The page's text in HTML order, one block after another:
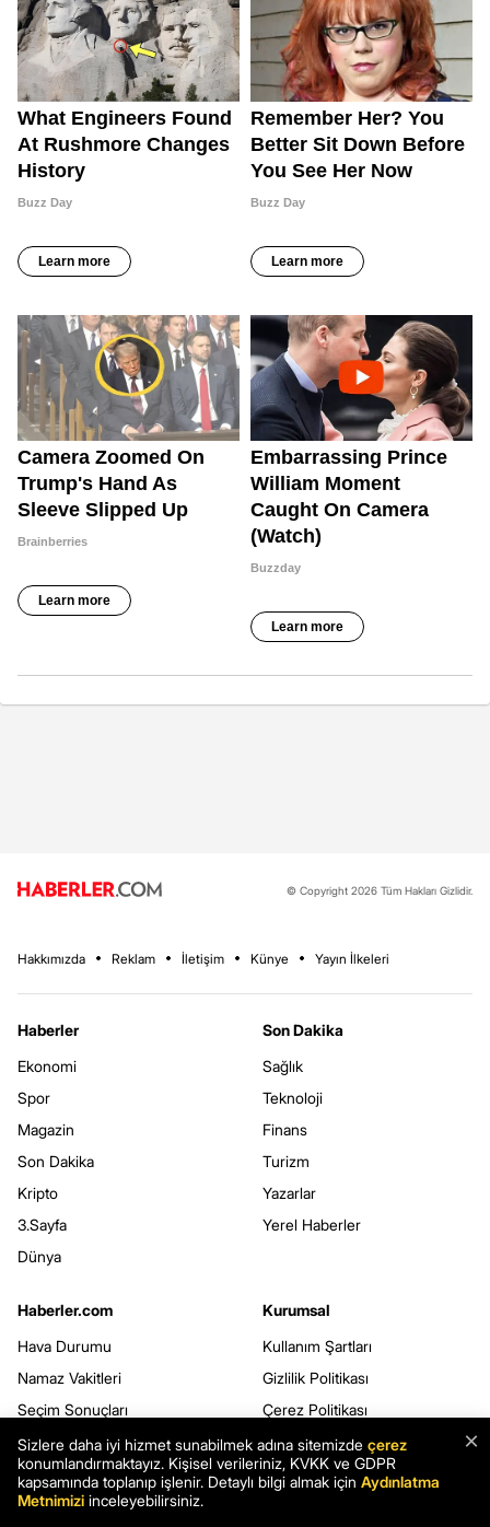
© Copyright 2026 Tüm Hakları Gizlidir.
Hakkımızda Reklam İletişim Künye Yayın İlkeleri
Haberler
Ekonomi
Spor
Magazin
Son Dakika
Kripto
3.Sayfa
Dünya
Son Dakika
Sağlık
Teknoloji
Finans
Turizm
Yazarlar
Yerel Haberler
Haberler.com
Hava Durumu
Namaz Vakitleri
Seçim Sonuçları
Şans Oyunları
Rüya Tabirleri
Yemek Tarifleri
Kurumsal
Kullanım Şartları
Gizlilik Politikası
Çerez Politikası
Kişisel Verilerin Korunması
Veri Sahibi Başvuru Formu
×
Sizlere daha iyi hizmet sunabilmek adına sitemizde çerez
konumlandırmaktayız. Kişisel verileriniz, KVKK ve GDPR
kapsamında toplanıp işlenir. Detaylı bilgi almak için Aydınlatma
Metnimizi inceleyebilirsiniz.